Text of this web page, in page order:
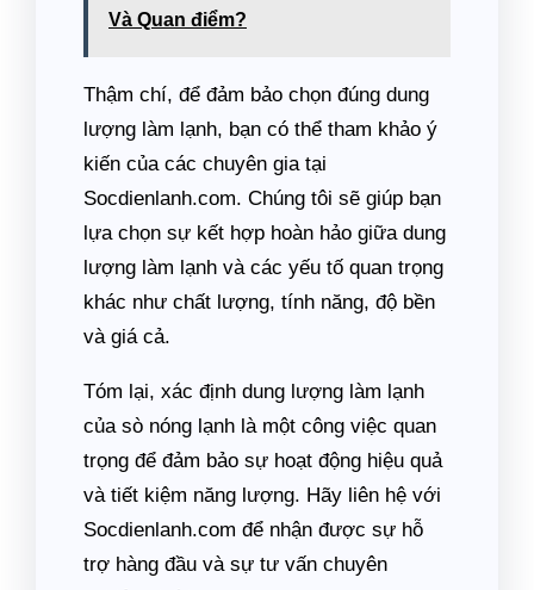
Và Quan điểm?
Thậm chí, để đảm bảo chọn đúng dung
lượng làm lạnh, bạn có thể tham khảo ý
kiến của các chuyên gia tại
Socdienlanh.com. Chúng tôi sẽ giúp bạn
lựa chọn sự kết hợp hoàn hảo giữa dung
lượng làm lạnh và các yếu tố quan trọng
khác như chất lượng, tính năng, độ bền
và giá cả.
Tóm lại, xác định dung lượng làm lạnh
của sò nóng lạnh là một công việc quan
trọng để đảm bảo sự hoạt động hiệu quả
và tiết kiệm năng lượng. Hãy liên hệ với
Socdienlanh.com để nhận được sự hỗ
trợ hàng đầu và sự tư vấn chuyên